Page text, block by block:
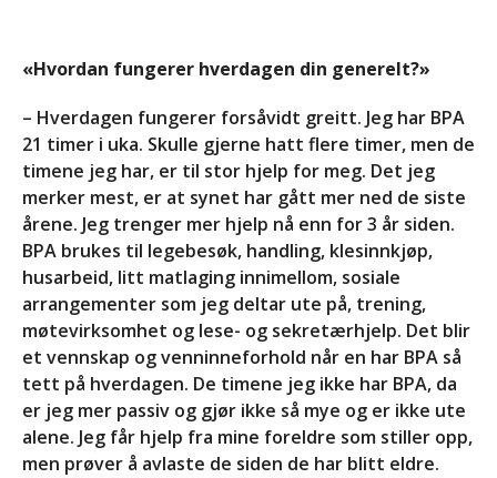
«Hvordan fungerer hverdagen din generelt?»
– Hverdagen fungerer forsåvidt greitt. Jeg har BPA
21 timer i uka. Skulle gjerne hatt flere timer, men de
timene jeg har, er til stor hjelp for meg. Det jeg
merker mest, er at synet har gått mer ned de siste
årene. Jeg trenger mer hjelp nå enn for 3 år siden.
BPA brukes til legebesøk, handling, klesinnkjøp,
husarbeid, litt matlaging innimellom, sosiale
arrangementer som jeg deltar ute på, trening,
møtevirksomhet og lese- og sekretærhjelp. Det blir
et vennskap og venninneforhold når en har BPA så
tett på hverdagen. De timene jeg ikke har BPA, da
er jeg mer passiv og gjør ikke så mye og er ikke ute
alene. Jeg får hjelp fra mine foreldre som stiller opp,
men prøver å avlaste de siden de har blitt eldre.